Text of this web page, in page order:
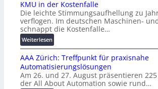
KMU in der Kostenfalle
Die leichte Stimmungsaufhellung zu
verflogen. Im deutschen Maschinen-
schnappt die Kostenfalle…
Weiterlesen:
K
M
U
i
n
AAA Zürich: Treffpunkt für praxisnahe
Automatisierungslösungen
Am 26. und 27. August präsentieren
der All About Automation sowie rund…